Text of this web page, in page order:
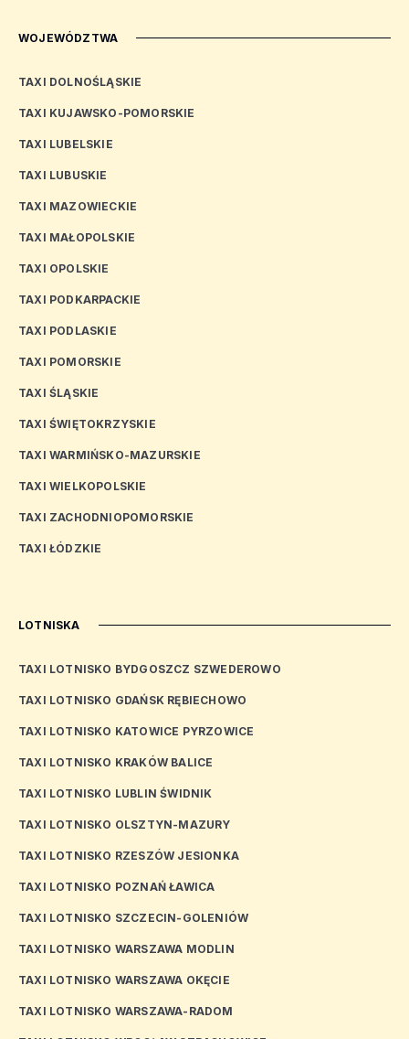
WOJEWÓDZTWA
TAXI DOLNOŚLĄSKIE
TAXI KUJAWSKO-POMORSKIE
TAXI LUBELSKIE
TAXI LUBUSKIE
TAXI MAZOWIECKIE
TAXI MAŁOPOLSKIE
TAXI OPOLSKIE
TAXI PODKARPACKIE
TAXI PODLASKIE
TAXI POMORSKIE
TAXI ŚLĄSKIE
TAXI ŚWIĘTOKRZYSKIE
TAXI WARMIŃSKO-MAZURSKIE
TAXI WIELKOPOLSKIE
TAXI ZACHODNIOPOMORSKIE
TAXI ŁÓDZKIE
LOTNISKA
TAXI LOTNISKO BYDGOSZCZ SZWEDEROWO
TAXI LOTNISKO GDAŃSK RĘBIECHOWO
TAXI LOTNISKO KATOWICE PYRZOWICE
TAXI LOTNISKO KRAKÓW BALICE
TAXI LOTNISKO LUBLIN ŚWIDNIK
TAXI LOTNISKO OLSZTYN-MAZURY
TAXI LOTNISKO RZESZÓW JESIONKA
TAXI LOTNISKO POZNAŃ ŁAWICA
TAXI LOTNISKO SZCZECIN-GOLENIÓW
TAXI LOTNISKO WARSZAWA MODLIN
TAXI LOTNISKO WARSZAWA OKĘCIE
TAXI LOTNISKO WARSZAWA-RADOM